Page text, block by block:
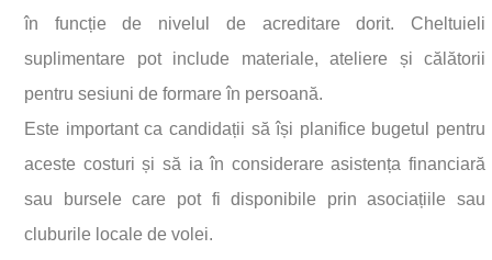
în funcție de nivelul de acreditare dorit. Cheltuieli
suplimentare pot include materiale, ateliere și călătorii
pentru sesiuni de formare în persoană.
Este important ca candidații să își planifice bugetul pentru
aceste costuri și să ia în considerare asistența financiară
sau bursele care pot fi disponibile prin asociațiile sau
cluburile locale de volei.